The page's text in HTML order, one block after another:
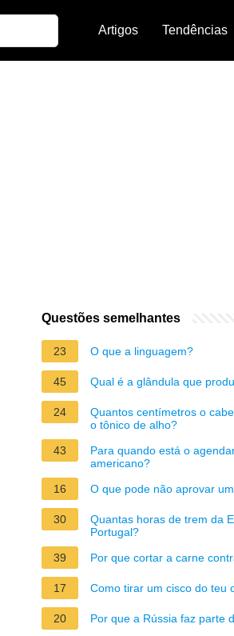
Artigos Tendências
Questões semelhantes
23 O que a linguagem?
45 Qual é a glândula que
24
Quantos centímetros o
o tônico de alho?
43
Para quando está o
americano?
16
O que pode não aprovar
30
Quantas horas de trem da
Portugal?
39
Por que cortar a carne
17 Como tirar um cisco do teu
20 Por que a Rússia faz parte